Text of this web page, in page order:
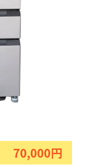
70,000円